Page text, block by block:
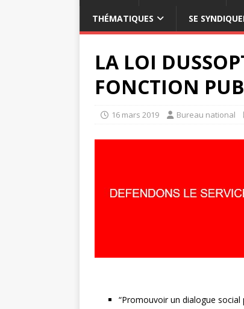
THÉMATIQUES SE
LA LOI
FONCTION
16 mars 2019 Bureau national
“Promouvoir un dialogue